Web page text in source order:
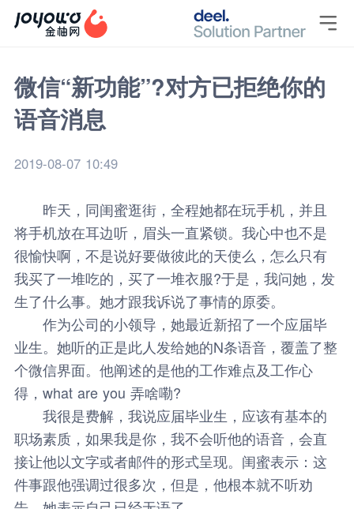

微信“新功能”?对方已拒绝你的
语音消息
2019-08-07 10:49
昨天，同闺蜜逛街，全程她都在玩手机，并且
将手机放在耳边听，眉头一直紧锁。我心中也不是
很愉快啊，不是说好要做彼此的天使么，怎么只有
我买了一堆吃的，买了一堆衣服?于是，我问她，发
生了什么事。她才跟我诉说了事情的原委。
作为公司的小领导，她最近新招了一个应届毕
业生。她听的正是此人发给她的N条语音，覆盖了整
个微信界面。他阐述的是他的工作难点及工作心
得，what are you 弄啥嘞?
我很是费解，我说应届毕业生，应该有基本的
职场素质，如果我是你，我不会听他的语音，会直
接让他以文字或者邮件的形式呈现。闺蜜表示：这
件事跟他强调过很多次，但是，他根本就不听劝